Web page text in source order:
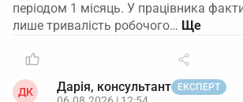
періодом 1 місяць. У працівника
лише тривалість робочого…
ДК Дарія, консультант ЕКСПЕРТ